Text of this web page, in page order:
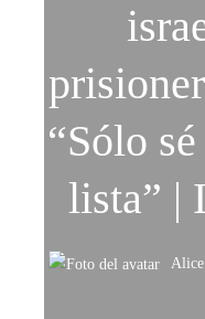
“Sólo
lista” |
Alice